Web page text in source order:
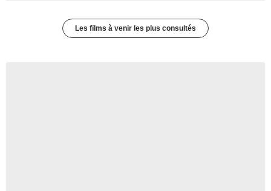
Les films à venir les plus consultés